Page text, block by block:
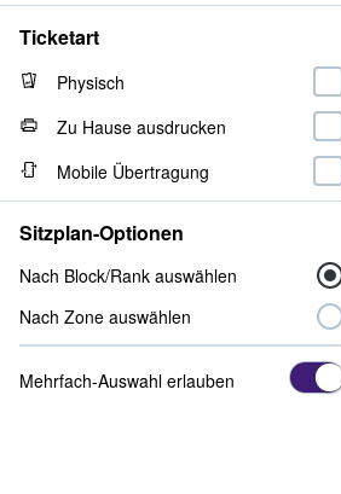
Ticketart
Physisch
Zu Hause ausdrucken
Mobile Übertragung
Sitzplan-Optionen
Nach Block/Rank auswählen
Nach Zone auswählen
Mehrfach-Auswahl erlauben